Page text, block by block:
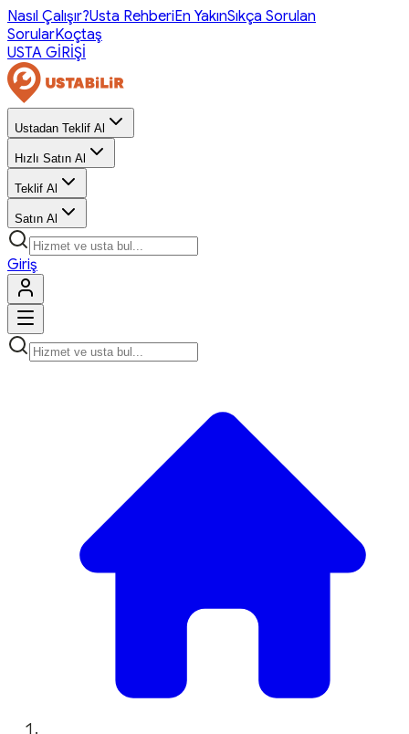
Nasıl Çalışır?Usta RehberiEn YakınSıkça Sorulan
SorularKoçtaş
USTA GİRİŞİ
Ustadan Teklif Al
Hızlı Satın Al
Teklif Al
Satın Al
Giriş